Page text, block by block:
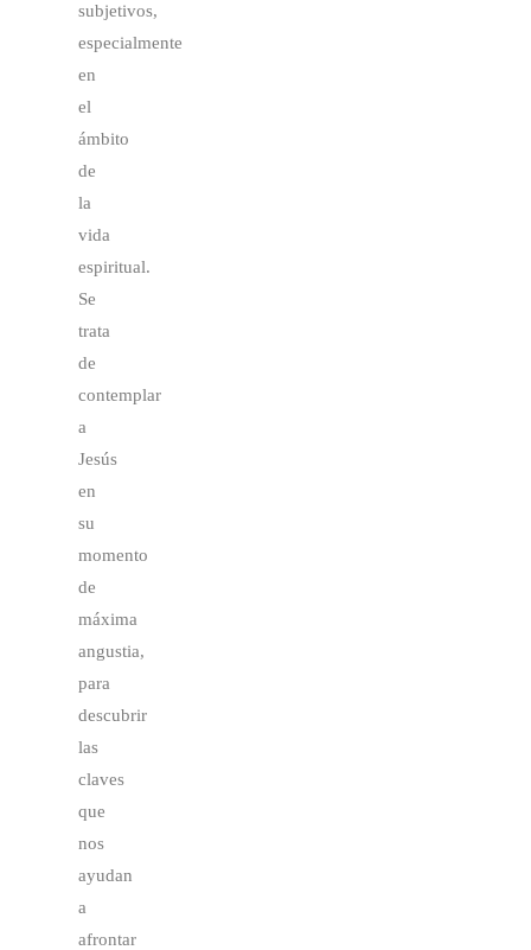
subjetivos,
especialmente
en
el
ámbito
de
la
vida
espiritual.
Se
trata
de
contemplar
a
Jesús
en
su
momento
de
máxima
angustia,
para
descubrir
las
claves
que
nos
ayudan
a
afrontar